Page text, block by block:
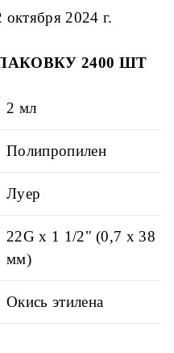
2024 г.
2400 ШТ
2 мл
Полипропилен
Луер
22G х 1 1/2" (0,7 х 38
мм)
Окись этилена